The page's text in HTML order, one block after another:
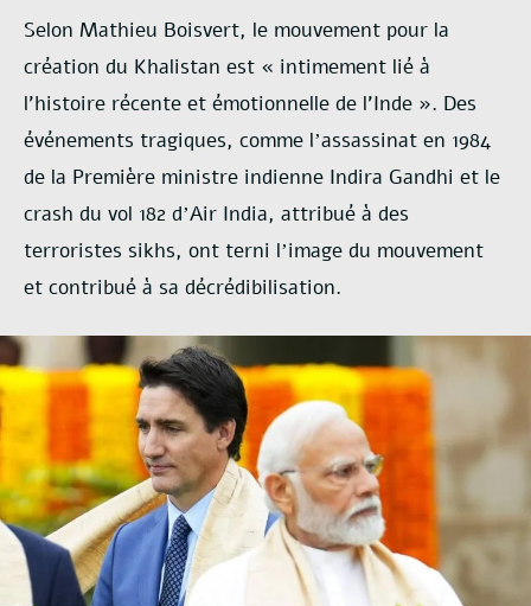
Selon Mathieu Boisvert, le mouvement pour la
création du Khalistan est « intimement lié à
l’histoire récente et émotionnelle de l’Inde ». Des
événements tragiques, comme l’assassinat en 1984
de la Première ministre indienne Indira Gandhi et le
crash du vol 182 d’Air India, attribué à des
terroristes sikhs, ont terni l’image du mouvement
et contribué à sa décrédibilisation.